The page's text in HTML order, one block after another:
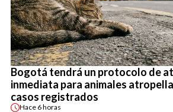
Bogotá tendrá un protocolo de
inmediata para animales
casos registrados
Hace 6 horas